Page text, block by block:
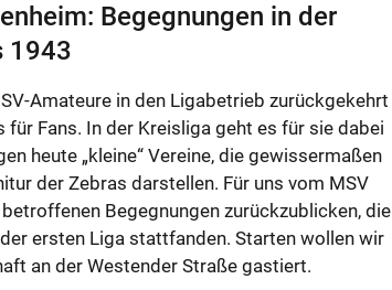
Be­geg­nun­gen in der
1943
Ama­teu­re in den Li­ga­be­trieb zu­rück­ge­kehrt
für Fans. In der Kreis­li­ga geht es für sie dabei
heute „klei­ne“ Verei­ne, die ge­wis­ser­ma­ßen
der Ze­bras dar­stel­len. Für uns vom MSV
Be­geg­nun­gen zu­rück­zu­bli­cken, die
ers­ten Liga statt­fan­den. Star­ten wol­len wir
an der Wes­ten­der Stra­ße gas­tiert.